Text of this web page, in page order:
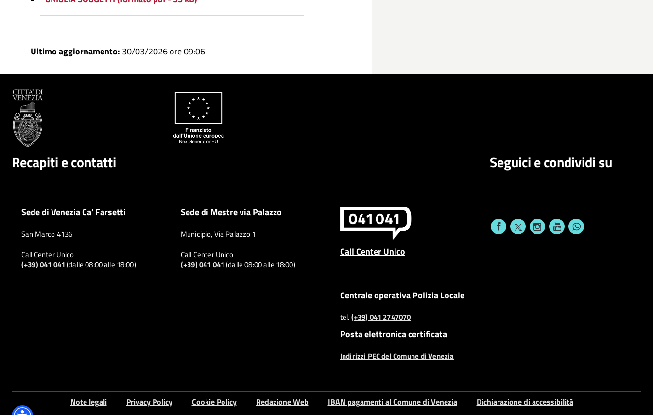
Ultimo aggiornamento: 30/03/2026 ore 09:06
Recapiti e contatti
Sede di Venezia Ca' Farsetti
San Marco 4136
Call Center Unico
(+39) 041 041(dalle 08:00 alle 18:00)
Sede di Mestre via Palazzo
Municipio, Via Palazzo 1
Call Center Unico
(+39) 041 041(dalle 08:00 alle 18:00)
Call Center Unico
Centrale operativa Polizia Locale
tel.(+39) 041 2747070
Posta elettronica certificata
Indirizzi PEC del Comune di Venezia
Seguici e condividi su
Note legali Privacy Policy Cookie Policy Redazione Web IBAN pagamenti al Comune di Venezia
Dichiarazione di accessibilità